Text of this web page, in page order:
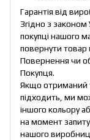
Гарантія від
Згідно з законом
покупці нашого
повернути товар
Повернення чи
Покупця.
Якщо отриманий
підходить, ми
іншого кольору
на момент
нашого